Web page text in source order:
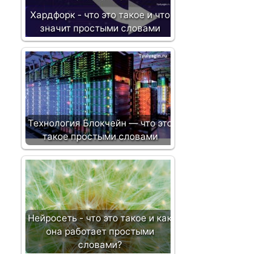
и
Хардфорк - что это такое и что
значит простыми словами
Технология Блокчейн — что это
такое простыми словами
Нейросеть - что это такое и как
она работает простыми
словами?